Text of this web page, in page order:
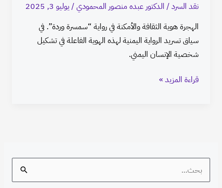
نقد السرد/ الدكتور عبده منصور المحمودي/يوليو 3, 2025
الهجرة هوية الثقافة والأمكنة في رواية “سمسرة وردة”. في
سياق تسريد الرواية اليمنية لهذه الهوية الفاعلة في تشكيل
شخصية الإنسان اليمني.
قراءة المزيد »